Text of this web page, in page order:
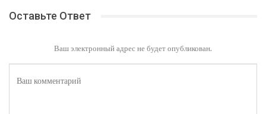
Оставьте Ответ
Ваш электронный адрес не будет опубликован.